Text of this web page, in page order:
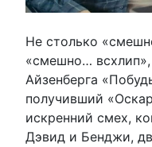
Не столько
«смешно…
Айзенберга
получивший
искренний смех,
Дэвид и Бенджи,